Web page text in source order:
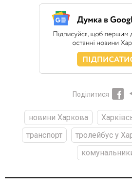
Поділитися
новини Харкова
транспорт
тролейбус у